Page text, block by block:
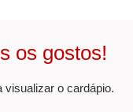
os gostos!
visualizar o cardápio.